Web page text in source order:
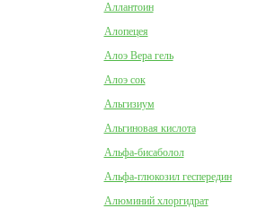
Аллантоин
Алопецея
Алоэ Вера гель
Алоэ сок
Альгизиум
Альгиновая кислота
Альфа-бисаболол
Альфа-глюкозил геспередин
Алюминий хлоргидрат